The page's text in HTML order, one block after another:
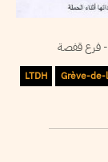
- فرع قفصة
Grève-
LTDH